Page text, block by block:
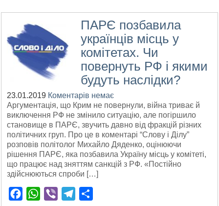
ПАРЄ позбавила
українців місць у
комітетах. Чи
повернуть РФ і якими
будуть наслідки?
23.01.2019 Коментарів немає
Аргументація, що Крим не повернули, війна триває й
виключення РФ не змінило ситуацію, але погіршило
становище в ПАРЄ, звучить давно від фракцій різних
політичних груп. Про це в коментарі “Слову і Ділу”
розповів політолог Михайло Дяденко, оцінюючи
рішення ПАРЄ, яка позбавила Україну місць у комітеті,
що працює над зняттям санкцій з РФ. «Постійно
здійснюються спроби […]
FacebookWhatsApp
Viber Telegram